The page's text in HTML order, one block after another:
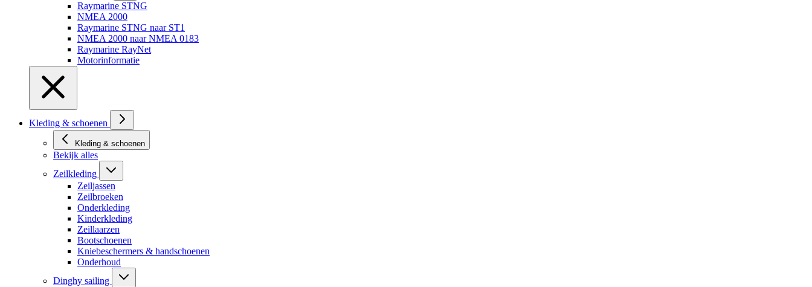
Raymarine STNG
NMEA 2000
Raymarine STNG naar ST1
NMEA 2000 naar NMEA 0183
Raymarine RayNet
Motorinformatie
Kleding & schoenen
Kleding & schoenen
Bekijk alles
Zeilkleding
Zeiljassen
Zeilbroeken
Onderkleding
Kinderkleding
Zeillaarzen
Bootschoenen
Kniebeschermers & handschoenen
Onderhoud
Dinghy sailing